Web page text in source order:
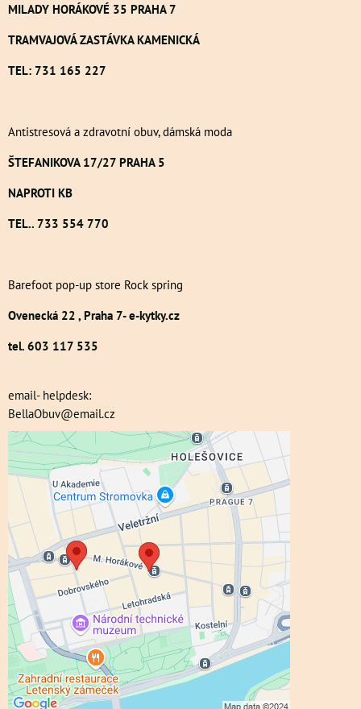
MILADY HORÁKOVÉ 35 PRAHA 7
TRAMVAJOVÁ ZASTÁVKA KAMENICKÁ
TEL: 731 165 227
Antistresová a zdravotní obuv, dámská moda
ŠTEFANIKOVA 17/27 PRAHA 5
NAPROTI KB
TEL.. 733 554 770
Barefoot pop-up store Rock spring
Ovenecká 22 , Praha 7- e-kytky.cz
tel. 603 117 535
email- helpdesk:
BellaObuv@email.cz
Externí obsah je blokován Volbami
soukromí
Přejete si načíst externí obsah?
Povolit a zapamatovat - souhlas s druhem
cookie: Funkční